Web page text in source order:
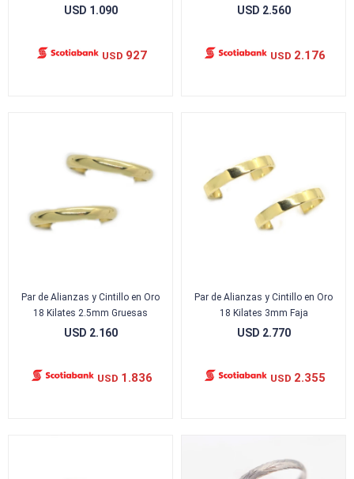
USD 1.090
USD 927
USD 2.560
USD 2.176
Par de Alianzas y Cintillo en Oro
18 Kilates 2.5mm Gruesas
USD 2.160
USD 1.836
Par de Alianzas y Cintillo en Oro
18 Kilates 3mm Faja
USD 2.770
USD 2.355